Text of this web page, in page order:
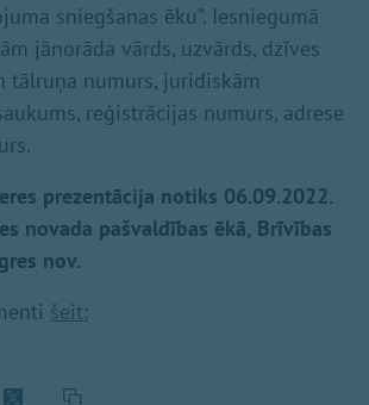
sniegšanas ēku”. Iesniegumā
jānorāda vārds, uzvārds, dzīves
tālruņa numurs, juridiskām
reģistrācijas numurs, adrese
prezentācija notiks 06.09.2022.
novada pašvaldības ēkā, Brīvības
nov.
šeit: